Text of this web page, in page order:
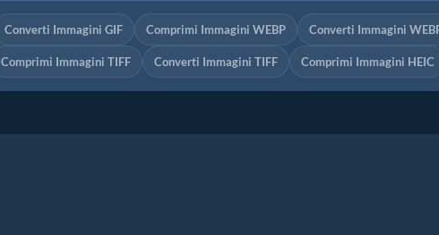
Converti Immagini GIF Comprimi Immagini WEBP Converti Immagini
Comprimi Immagini TIFF Converti Immagini TIFF Comprimi Immagini HEIC